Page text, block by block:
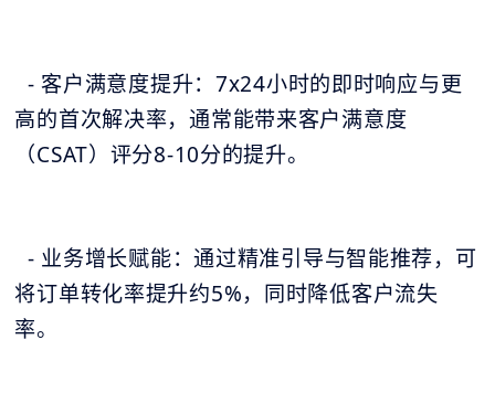
- 客户满意度提升：7x24小时的即时响应与更
高的首次解决率，通常能带来客户满意度
（CSAT）评分8-10分的提升。
- 业务增长赋能：通过精准引导与智能推荐，可
将订单转化率提升约5%，同时降低客户流失
率。